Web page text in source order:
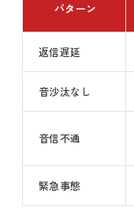
パターン
返信遅延
音沙汰なし
音信不通
緊急事態